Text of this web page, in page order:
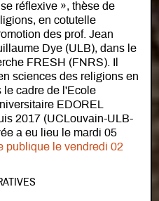
réflexive », thèse de
en cotutelle
des prof. Jean
Dye (ULB), dans le
FRESH (FNRS). Il
sciences des religions en
le cadre de l'Ecole
EDOREL
2017 (UCLouvain-ULB-
a eu lieu le mardi 05
publique le vendredi 02